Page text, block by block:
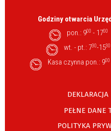
Godziny otwarcia
pon.: 900 - 1700
wt. - pt.: 730-1530
Kasa czynna pon.: 900
PEŁNE DANE
POLITYKA